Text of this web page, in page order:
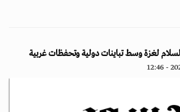
لغزة وسط تباينات دولية وتحفظات غربية